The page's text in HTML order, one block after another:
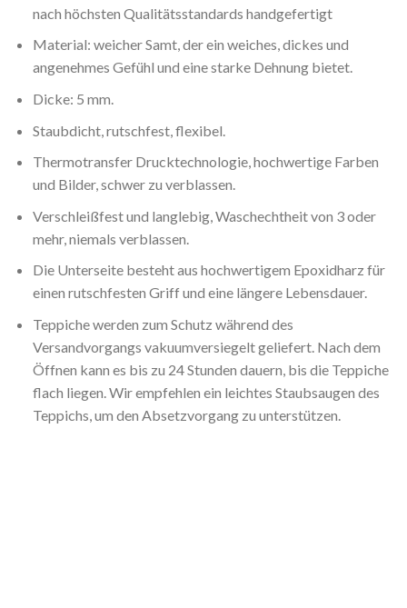
nach höchsten Qualitätsstandards handgefertigt
Material: weicher Samt, der ein weiches, dickes und
angenehmes Gefühl und eine starke Dehnung bietet.
Dicke: 5 mm.
Staubdicht, rutschfest, flexibel.
Thermotransfer Drucktechnologie, hochwertige Farben
und Bilder, schwer zu verblassen.
Verschleißfest und langlebig, Waschechtheit von 3 oder
mehr, niemals verblassen.
Die Unterseite besteht aus hochwertigem Epoxidharz für
einen rutschfesten Griff und eine längere Lebensdauer.
Teppiche werden zum Schutz während des
Versandvorgangs vakuumversiegelt geliefert. Nach dem
Öffnen kann es bis zu 24 Stunden dauern, bis die Teppiche
flach liegen. Wir empfehlen ein leichtes Staubsaugen des
Teppichs, um den Absetzvorgang zu unterstützen.